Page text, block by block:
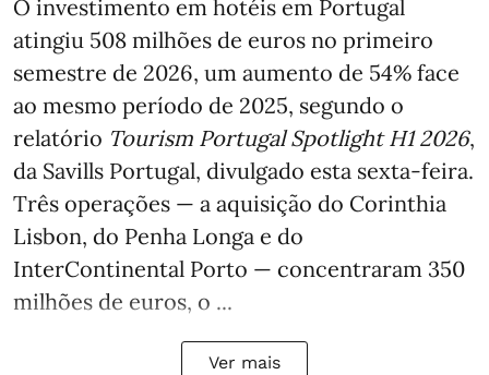
O investimento em hotéis em Portugal
atingiu 508 milhões de euros no primeiro
semestre de 2026, um aumento de 54% face
ao mesmo período de 2025, segundo o
relatório Tourism Portugal Spotlight H1 2026,
da Savills Portugal, divulgado esta sexta-feira.
Três operações — a aquisição do Corinthia
Lisbon, do Penha Longa e do
InterContinental Porto — concentraram 350
milhões de euros, o ...
Ver mais